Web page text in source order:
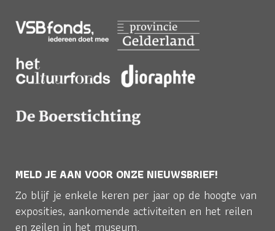
MELD JE AAN VOOR ONZE NIEUWSBRIEF!
Zo blijf je enkele keren per jaar op de hoogte van
exposities, aankomende activiteiten en het reilen
en zeilen in het museum.